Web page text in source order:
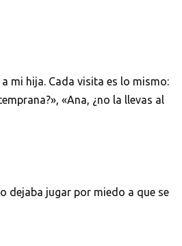
mi hija. Cada visita es lo mismo:
«Ana, ¿no la llevas al
dejaba jugar por miedo a que se